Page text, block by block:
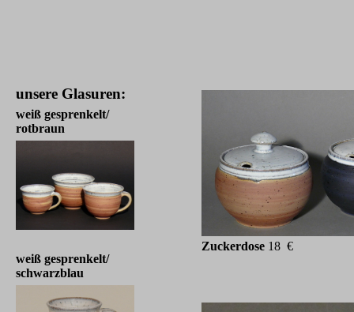
unsere Glasuren:
weiß gesprenkelt/
rotbraun
weiß gesprenkelt/
schwarzblau
Zuckerdose 18 €